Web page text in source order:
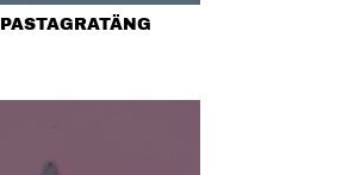
PASTAGRATÄNG